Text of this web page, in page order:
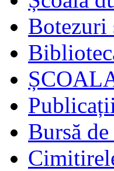
Botezuri
Bursă